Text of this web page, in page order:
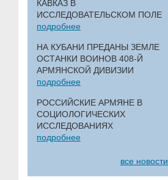
КАВКАЗ В
ИССЛЕДОВАТЕЛЬСКОМ ПОЛЕ
подробнее
НА КУБАНИ ПРЕДАНЫ ЗЕМЛЕ
ОСТАНКИ ВОИНОВ 408-Й
АРМЯНСКОЙ ДИВИЗИИ
подробнее
РОССИЙСКИЕ АРМЯНЕ В
СОЦИОЛОГИЧЕСКИХ
ИССЛЕДОВАНИЯХ
подробнее
все новости